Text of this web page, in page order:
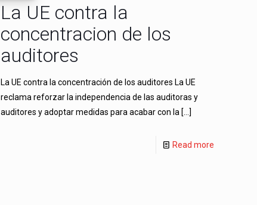
La UE contra la
concentracion de los
auditores
La UE contra la concentración de los auditores La UE
reclama reforzar la independencia de las auditoras y
auditores y adoptar medidas para acabar con la […]
Read more